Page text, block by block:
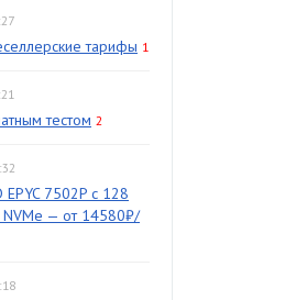
тарифы 1
тестом 2
7502P с 128
NVMe — от 14580₽/